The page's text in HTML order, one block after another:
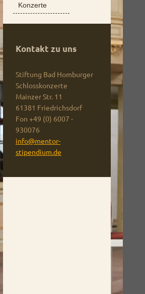
Konzerte
Kontakt zu uns
Stiftung Bad Homburger
Schlosskonzerte
Mainzer Str. 11
61381 Friedrichsdorf
Fon +49 (0) 6007 -
930076
info@mentor-
stipendium.de